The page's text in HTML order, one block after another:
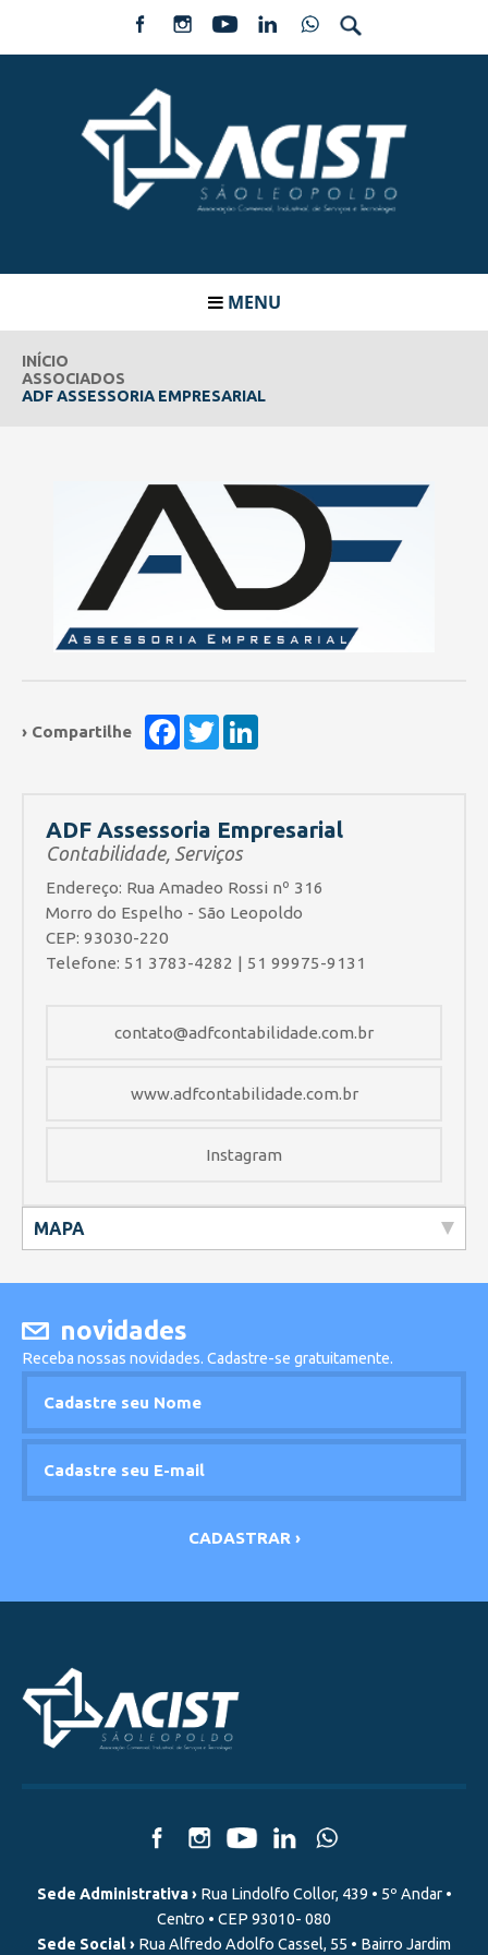
MENU
INÍCIO
ASSOCIADOS
ADF ASSESSORIA EMPRESARIAL
› Compartilhe Facebook
Twitter
ADF Assessoria Empresarial
Contabilidade, Serviços
Endereço: Rua Amadeo Rossi nº 316
Morro do Espelho - São Leopoldo
CEP: 93030-220
Telefone: 51 3783-4282 | 51 99975-9131
contato@adfcontabilidade.com.br
www.adfcontabilidade.com.br
Instagram
MAPA
novidades
Receba nossas novidades. Cadastre-se gratuitamente.
Sede Administrativa ›Rua Lindolfo Collor, 439 • 5º Andar •
Centro • CEP 93010- 080
Sede Social › Rua Alfredo Adolfo Cassel, 55 • Bairro Jardim